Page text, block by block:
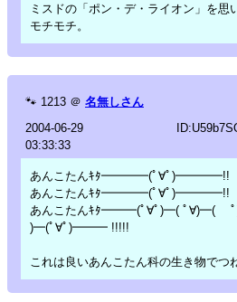
ミスドの「ポン・デ・ライオン」を思
モチモチ。
🐾 1213 ＠ 名無しさん
2004-06-29
03:33:33
あんこたんｷﾀ━━━━(ﾟ∀ﾟ)━━━━!!
あんこたんｷﾀ━━━━(ﾟ∀ﾟ)━━━━!!
あんこたんｷﾀ━━━(ﾟ∀ﾟ)━( ﾟ
)━(ﾟ∀ﾟ)━━━ !!!!!
これは良いあんこたん科の生き物でつ